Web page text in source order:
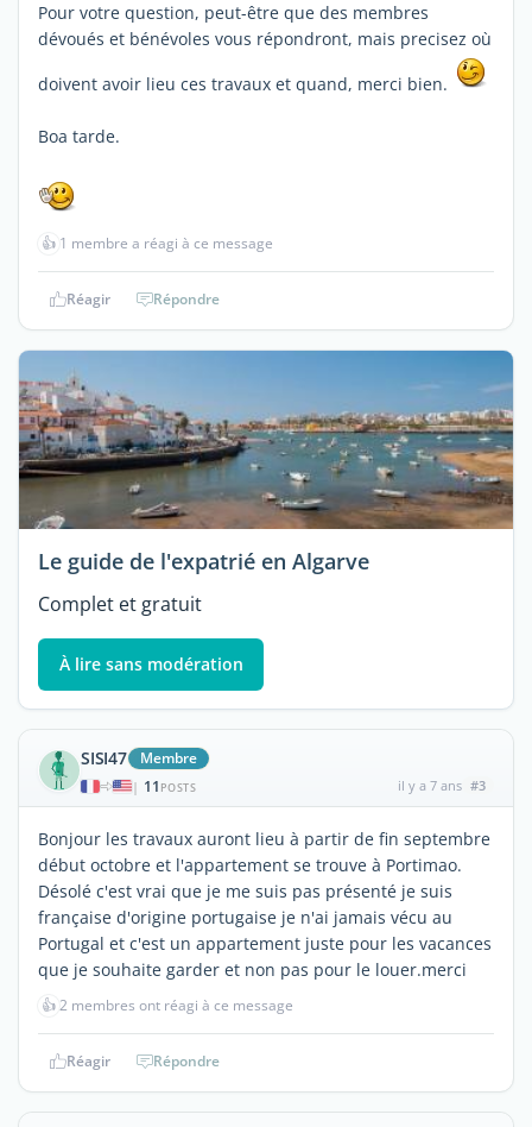
Pour votre question, peut-être que des membres
dévoués et bénévoles vous répondront, mais precisez où
doivent avoir lieu ces travaux et quand, merci bien.
Boa tarde.
👍 1 membre a réagi à ce message
Réagir Répondre
Le guide de l'expatrié en Algarve
Complet et gratuit
À lire sans modération
SISI47 Membre
| 11 POSTS il y a 7 ans #3
Bonjour les travaux auront lieu à partir de fin septembre
début octobre et l'appartement se trouve à Portimao.
Désolé c'est vrai que je me suis pas présenté je suis
française d'origine portugaise je n'ai jamais vécu au
Portugal et c'est un appartement juste pour les vacances
que je souhaite garder et non pas pour le louer.merci
👍2 membres ont réagi à ce message
Réagir Répondre